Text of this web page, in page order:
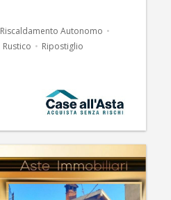
Riscaldamento Autonomo
Rustico Ripostiglio